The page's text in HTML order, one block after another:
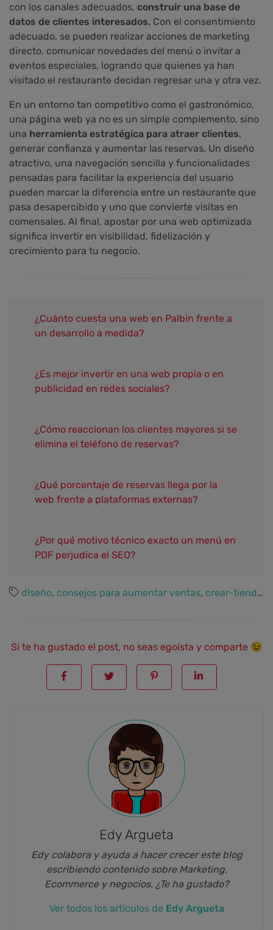
con los canales adecuados, construir una base de
datos de clientes interesados. Con el consentimiento
adecuado, se pueden realizar acciones de marketing
directo, comunicar novedades del menú o invitar a
eventos especiales, logrando que quienes ya han
visitado el restaurante decidan regresar una y otra vez.
En un entorno tan competitivo como el gastronómico,
una página web ya no es un simple complemento, sino
una herramienta estratégica para atraer clientes,
generar confianza y aumentar las reservas. Un diseño
atractivo, una navegación sencilla y funcionalidades
pensadas para facilitar la experiencia del usuario
pueden marcar la diferencia entre un restaurante que
pasa desapercibido y uno que convierte visitas en
comensales. Al final, apostar por una web optimizada
significa invertir en visibilidad, fidelización y
crecimiento para tu negocio.
¿Cuánto cuesta una web en Palbin frente a
un desarrollo a medida?
¿Es mejor invertir en una web propia o en
publicidad en redes sociales?
¿Cómo reaccionan los clientes mayores si se
elimina el teléfono de reservas?
¿Qué porcentaje de reservas llega por la
web frente a plataformas externas?
¿Por qué motivo técnico exacto un menú en
PDF perjudica el SEO?
diseño, consejos para aumentar ventas, crear-tienda-online
Si te ha gustado el post, no seas egoísta y comparte 😉
Edy Argueta
Edy colabora y ayuda a hacer crecer este blog
escribiendo contenido sobre Marketing,
Ecommerce y negocios. ¿Te ha gustado?
Ver todos los artículos de Edy Argueta